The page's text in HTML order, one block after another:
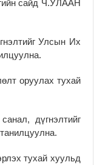
сайд Ч.УЛААН
Улсын Их
оруулах тухай
дүгнэлтийг
тухай хуульд